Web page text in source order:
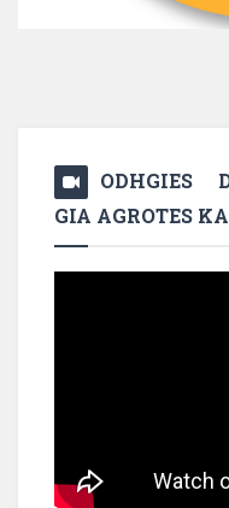
ODHGIES
GIA AGROTES